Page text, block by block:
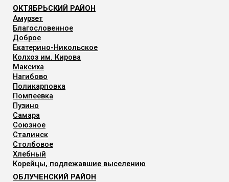
ОКТЯБРЬСКИЙ РАЙОН
Амурзет
Благословенное
Доброе
Екатерино-Никольское
Колхоз им. Кирова
Максиха
Нагибово
Поликарповка
Помпеевка
Пузино
Самара
Союзное
Сталинск
Столбовое
Хлебный
Корейцы, подлежавшие выселению
ОБЛУЧЕНСКИЙ РАЙОН